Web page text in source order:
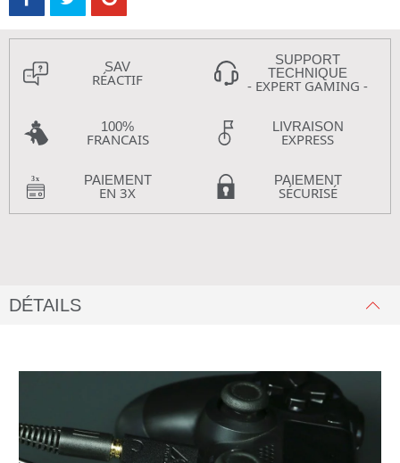
SAV
RÉACTIF
SUPPORT
TECHNIQUE
- EXPERT GAMING -
100%
FRANCAIS
LIVRAISON
EXPRESS
PAIEMENT
EN 3X
PAIEMENT
SÉCURISÉ
DÉTAILS